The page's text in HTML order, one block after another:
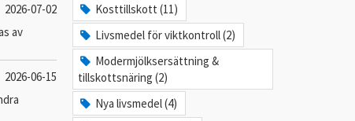
2026-07-02
av
2026-06-15
Kosttillskott (11)
Livsmedel för viktkontroll (2)
Modermjölksersättning &
tillskottsnäring (2)
Nya livsmedel (4)